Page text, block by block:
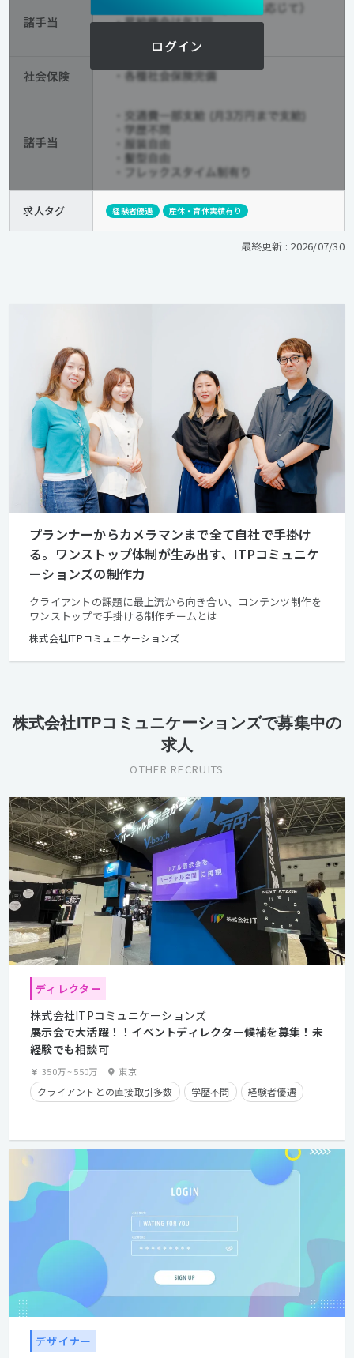
ログイン
求人タグ 経験者優遇 産休・育休実績有り
最終更新 : 2026/07/30
プランナーからカメラマンまで全て自社で手掛け
る。ワンストップ体制が生み出す、ITPコミュニケ
ーションズの制作力
クライアントの課題に最上流から向き合い、コンテンツ制作を
ワンストップで手掛ける制作チームとは
株式会社ITPコミュニケーションズ
株式会社ITPコミュニケーションズで募集中の
求人
OTHER RECRUITS
ディレクター
株式会社ITPコミュニケーションズ
展示会で大活躍！！イベントディレクター候補を募集！未
経験でも相談可
350万~550万 東京
クライアントとの直接取引多数 学歴不問 経験者優遇
デザイナー